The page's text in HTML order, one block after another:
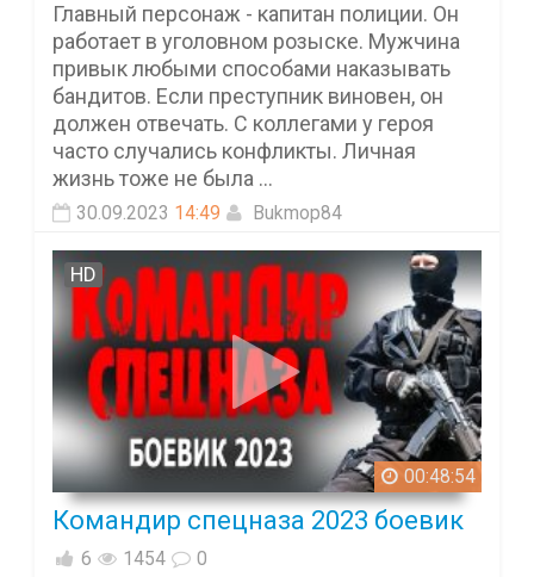
Главный персонаж - капитан полиции. Он
работает в уголовном розыске. Мужчина
привык любыми способами наказывать
бандитов. Если преступник виновен, он
должен отвечать. С коллегами у героя
часто случались конфликты. Личная
жизнь тоже не была ...
30.09.2023 14:49 Bukmop84
00:48:54
HD
Командир спецназа 2023 боевик
6 1454 0